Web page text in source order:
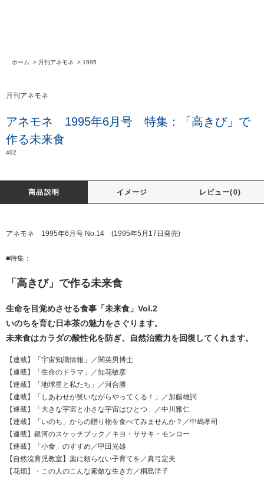
ホーム > 月刊アネモネ > 1995
月刊アネモネ
アネモネ 1995年6月号 特集：「高きび」で
作る未来食
492
商品説明 イメージ レビュー(0)
アネモネ 1995年6月号 No.14 (1995年5月17日発売)
■特集：
「高きび」で作る未来食
生命を目覚めさせる食事「未来食」Vol.2
いのちを育む日本茶の魅力をさぐります。
未来食はカラダの酸性化を防ぎ、自然治癒力を回復してくれます。
【連載】「宇宙知識情報」／関英男博士
【連載】「生命のドラマ」／知花敏彦
【連載】「地球星と私たち」／河合勝
【連載】「しあわせが笑いながらやってくる！」／加藤雄詞
【連載】「大きな宇宙と小さな宇宙はひとつ」／中川雅仁
【連載】「いのち」からの贈り物を食べてみませんか？／中嶋孝司
【連載】銀河のスケッチブック／キヨ・ササキ・モンロー
【連載】「小食」のすすめ／甲田光雄
【自然流育児教室】薬に頼らない子育てを／真弓定夫
【花畑】・この人のこんな素敵な生き方／桐島洋子